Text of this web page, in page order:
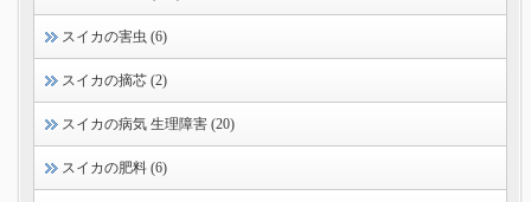
スイカの害虫 (6)
スイカの摘芯 (2)
スイカの病気 生理障害 (20)
スイカの肥料 (6)